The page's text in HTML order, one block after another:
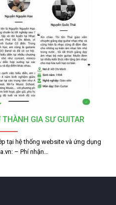
GIA SƯ GUITAR
tại hệ thống website và ứng dụng
– Phí nhận…